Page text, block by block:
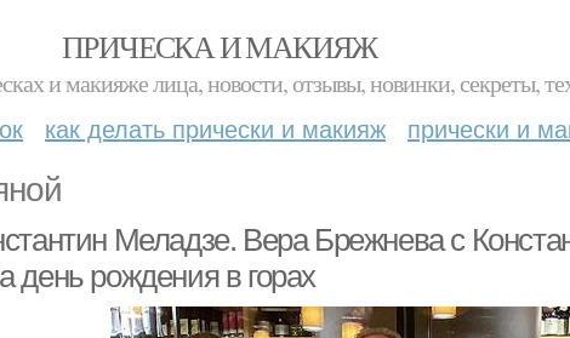
ПРИЧЕСКА И МАКИЯЖ
и макияже лица, новости, отзывы, новинки, секреты,
как делать прически и макияж прически и
Меладзе. Вера Брежнева с
день рождения в горах